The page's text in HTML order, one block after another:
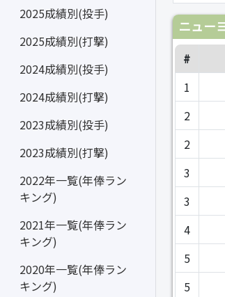
2025成績別(投手)
2025成績別(打撃)
2024成績別(投手)
2024成績別(打撃)
2023成績別(投手)
2023成績別(打撃)
2022年一覧(年俸ラン
キング)
2021年一覧(年俸ラン
キング)
2020年一覧(年俸ラン
キング)
ニュー
#
1
2
2
3
3
4
5
5